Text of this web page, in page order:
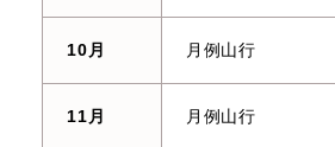
10月 月例山行
11月 月例山行